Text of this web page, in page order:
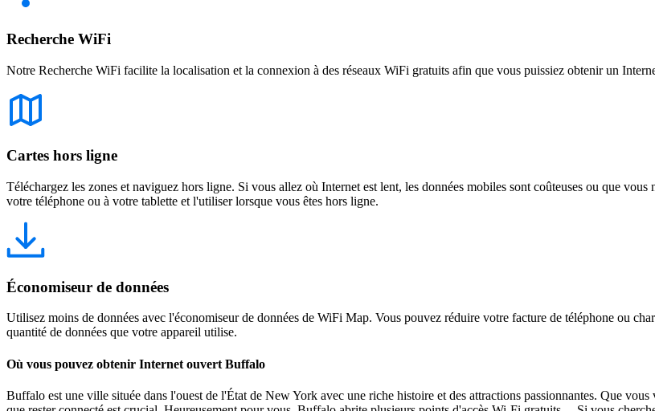
Recherche WiFi
Notre Recherche WiFi facilite la localisation et la connexion à des réseaux WiFi gratuits afin que vous puissiez obtenir un
Cartes hors ligne
Téléchargez les zones et naviguez hors ligne. Si vous allez où Internet est lent, les données mobiles sont coûteuses ou que
votre téléphone ou à votre tablette et l'utiliser lorsque vous êtes hors ligne.
Économiseur de données
Utilisez moins de données avec l'économiseur de données de WiFi Map. Vous pouvez réduire votre facture de téléphone ou
quantité de données que votre appareil utilise.
Où vous pouvez obtenir Internet ouvert Buffalo
Buffalo est une ville située dans l'ouest de l'État de New York avec une riche histoire et des attractions passionnantes. Que